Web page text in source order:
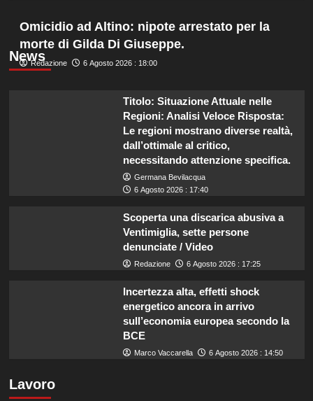
News
Omicidio ad Altino: nipote arrestato per la
morte di Gilda Di Giuseppe.
Redazione 6 Agosto 2026 : 18:00
Titolo: Situazione Attuale nelle
Regioni: Analisi Veloce Risposta:
Le regioni mostrano diverse realtà,
dall’ottimale al critico,
necessitando attenzione specifica.
Germana Bevilacqua
6 Agosto 2026 : 17:40
Scoperta una discarica abusiva a
Ventimiglia, sette persone
denunciate / Video
Redazione 6 Agosto 2026 : 17:25
Incertezza alta, effetti shock
energetico ancora in arrivo
sull’economia europea secondo la
BCE
Marco Vaccarella 6 Agosto 2026 : 14:50
Lavoro